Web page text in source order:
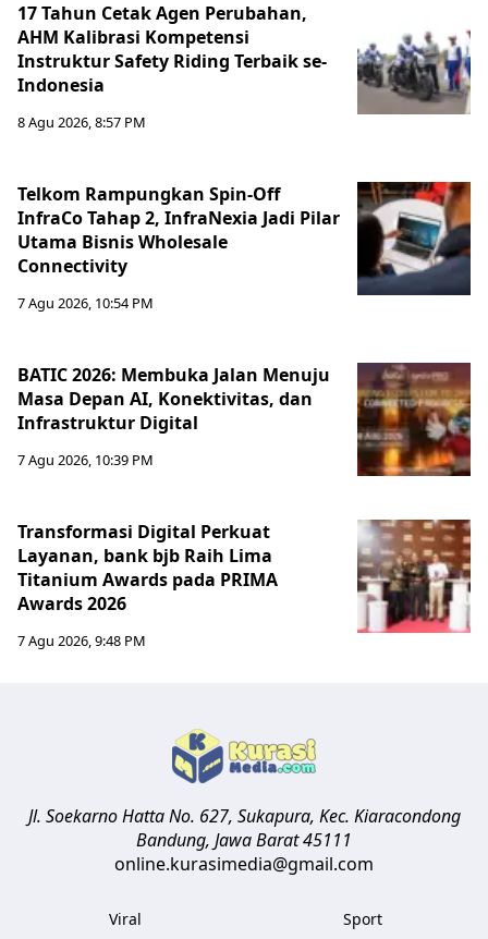
17 Tahun Cetak Agen Perubahan,
AHM Kalibrasi Kompetensi
Instruktur Safety Riding Terbaik se-
Indonesia
8 Agu 2026, 8:57 PM
Telkom Rampungkan Spin-Off
InfraCo Tahap 2, InfraNexia Jadi Pilar
Utama Bisnis Wholesale
Connectivity
7 Agu 2026, 10:54 PM
BATIC 2026: Membuka Jalan Menuju
Masa Depan AI, Konektivitas, dan
Infrastruktur Digital
7 Agu 2026, 10:39 PM
Transformasi Digital Perkuat
Layanan, bank bjb Raih Lima
Titanium Awards pada PRIMA
Awards 2026
7 Agu 2026, 9:48 PM
Jl. Soekarno Hatta No. 627, Sukapura, Kec. Kiaracondong
Bandung, Jawa Barat45111
online.kurasimedia@gmail.com
Viral Sport